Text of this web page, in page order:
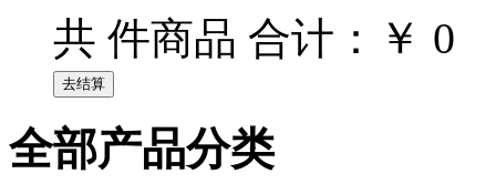
共 件商品 合计： ￥ 0
全部产品分类